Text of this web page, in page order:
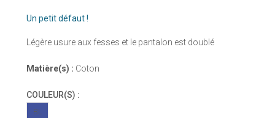
Un petit défaut !
Légère usure aux fesses et le pantalon est doublé
Matière(s) : Coton
COULEUR(S) :
BL